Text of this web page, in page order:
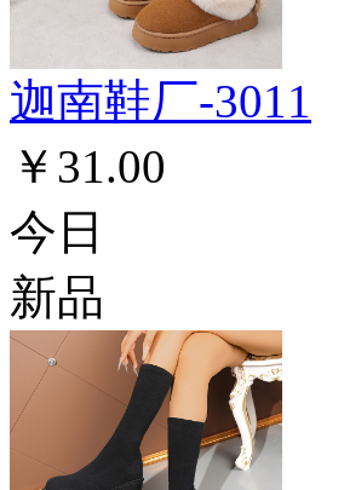
迦南鞋厂-3011
￥31.00
今日
新品